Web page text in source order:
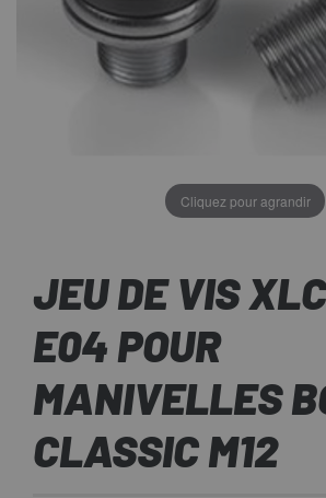
Cliquez pour agrandir
JEU DE VIS
E04 POUR
MANIVELLES
CLASSIC M12